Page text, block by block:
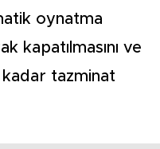
oynatma
kapatılmasını ve
kadar tazminat